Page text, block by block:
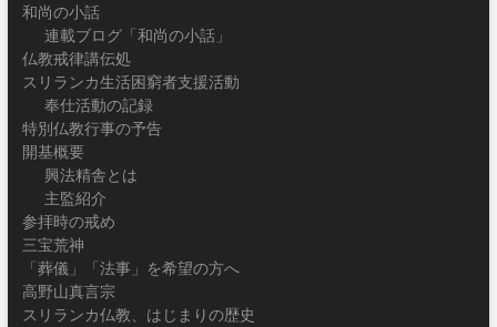
和尚の小話
連載ブログ「和尚の小話」
仏教戒律講伝処
スリランカ生活困窮者支援活動
奉仕活動の記録
特別仏教行事の予告
開基概要
興法精舎とは
主監紹介
参拝時の戒め
三宝荒神
「葬儀」「法事」を希望の方へ
高野山真言宗
スリランカ仏教、はじまりの歴史